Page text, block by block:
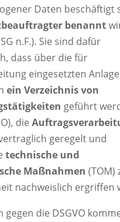
Daten beschäftigt
benannt
n.F.). Sie sind dafür
dass über die für
eingesetzten
ein Verzeichnis von
geführt
die
geregelt und
technische und
Maßnahmen (TOM)
nachweislich ergriffen
gegen die DSGVO